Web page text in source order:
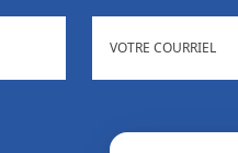
COURRIEL(NÉCESSAIRE)